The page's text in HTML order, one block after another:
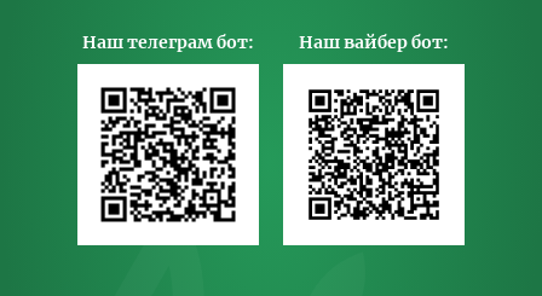
Наш телеграм бот: Наш вайбер бот: